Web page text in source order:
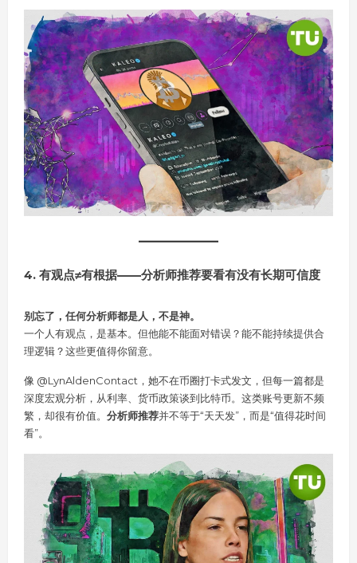
4. 有观点≠有根据——分析师推荐要看有没有长期可信度
别忘了，任何分析师都是人，不是神。
一个人有观点，是基本。但他能不能面对错误？能不能持续提供合
理逻辑？这些更值得你留意。
像 @LynAldenContact，她不在币圈打卡式发文，但每一篇都是
深度宏观分析，从利率、货币政策谈到比特币。这类账号更新不频
繁，却很有价值。 分析师推荐并不等于“天天发”，而是“值得花时间
看”。